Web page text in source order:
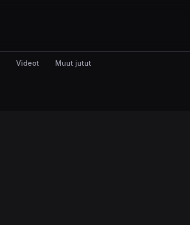
Videot Muut jutut